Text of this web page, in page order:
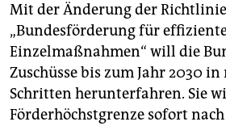
Mit der Änderung der Richtlinie
„Bundesförderung für
Einzelmaßnahmen“ will die
Zuschüsse bis zum Jahr 2030
Schritten herunterfahren. Sie
Förderhöchstgrenze sofort